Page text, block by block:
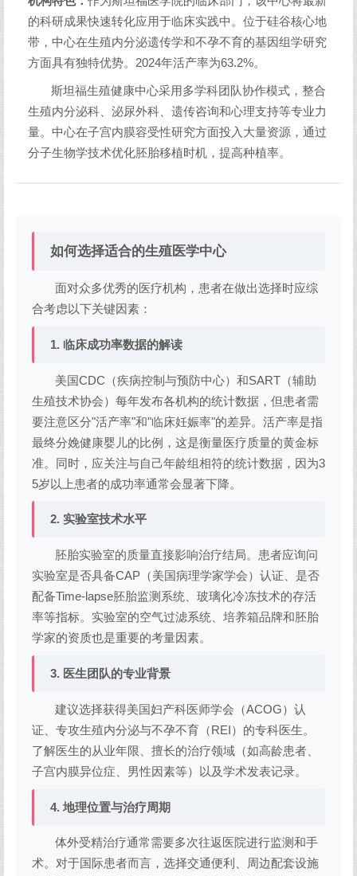
的科研成果快速转化应用于临床实践中。位于硅谷核心地
带，中心在生殖内分泌遗传学和不孕不育的基因组学研究
方面具有独特优势。2024年活产率为63.2%。
斯坦福生殖健康中心采用多学科团队协作模式，整合
生殖内分泌科、泌尿外科、遗传咨询和心理支持等专业力
量。中心在子宫内膜容受性研究方面投入大量资源，通过
分子生物学技术优化胚胎移植时机，提高种植率。
如何选择适合的生殖医学中心
面对众多优秀的医疗机构，患者在做出选择时应综
合考虑以下关键因素：
1. 临床成功率数据的解读
美国CDC（疾病控制与预防中心）和SART（辅助
生殖技术协会）每年发布各机构的统计数据，但患者需
要注意区分"活产率"和"临床妊娠率"的差异。活产率是指
最终分娩健康婴儿的比例，这是衡量医疗质量的黄金标
准。同时，应关注与自己年龄组相符的统计数据，因为3
5岁以上患者的成功率通常会显著下降。
2. 实验室技术水平
胚胎实验室的质量直接影响治疗结局。患者应询问
实验室是否具备CAP（美国病理学家学会）认证、是否
配备Time-lapse胚胎监测系统、玻璃化冷冻技术的存活
率等指标。实验室的空气过滤系统、培养箱品牌和胚胎
学家的资质也是重要的考量因素。
3. 医生团队的专业背景
建议选择获得美国妇产科医师学会（ACOG）认
证、专攻生殖内分泌与不孕不育（REI）的专科医生。
了解医生的从业年限、擅长的治疗领域（如高龄患者、
子宫内膜异位症、男性因素等）以及学术发表记录。
4. 地理位置与治疗周期
体外受精治疗通常需要多次往返医院进行监测和手
术。对于国际患者而言，选择交通便利、周边配套设施